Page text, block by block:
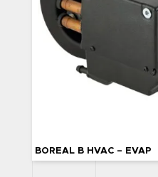
BOREAL B HVAC – EVAP